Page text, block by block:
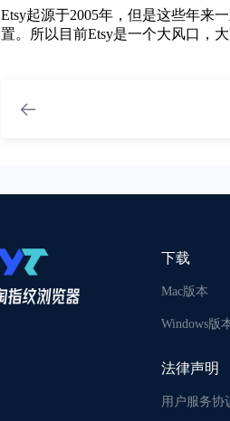
Etsy起源于2005年，但是这些年来
置。所以目前Etsy是一个大风口，
下载
Mac版本
Windows版
法律声明
用户服务协